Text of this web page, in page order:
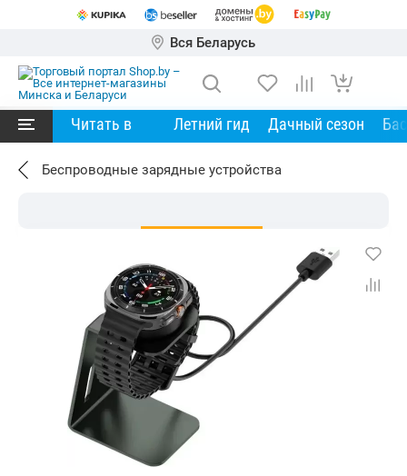
Вся Беларусь
Читать в Летний гид Дачный сезон
Беспроводные зарядные устройства